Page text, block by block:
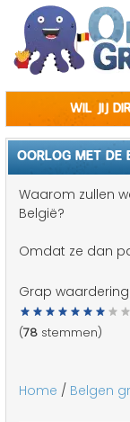
Wil jij
OORLOG MET DE
Waarom zullen
België?
Omdat ze dan
Grap waardering:
(78 stemmen)
Home / Belgen